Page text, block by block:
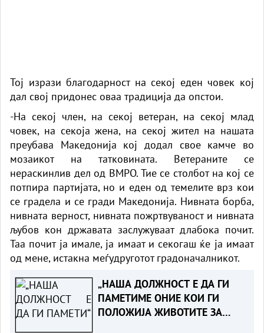
Тој изрази благодарност на секој еден човек кој
дал свој придонес оваа традиција да опстои.
-На секој член, на секој ветеран, на секој млад
човек, на секоја жена, на секој жител на нашата
преубава Македонија кој додал свое камче во
мозаикот на татковината. Ветераните се
нераскинлив дел од ВМРО. Тие се столбот на кој се
потпира партијата, но и еден од темелите врз кои
се градела и се гради Македонија. Нивната борба,
нивната верност, нивната пожртвуваност и нивната
љубов кон државата заслужуваат длабока почит.
Таа почит ја имале, ја имаат и секогаш ќе ја имаат
од мене, истакна меѓудруготот градоначалникот.
„НАША ДОЛЖНОСТ Е ДА ГИ
ПАМЕТИМЕ ОНИЕ КОИ ГИ
ПОЛОЖИЈА ЖИВОТИТЕ ЗА